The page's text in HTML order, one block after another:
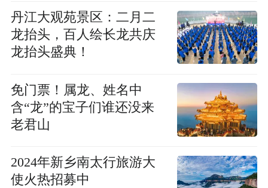
丹江大观苑景区：二月二
龙抬头，百人绘长龙共庆
龙抬头盛典！
免门票！属龙、姓名中
含“龙”的宝子们谁还没来
老君山
2024年新乡南太行旅游大
使火热招募中